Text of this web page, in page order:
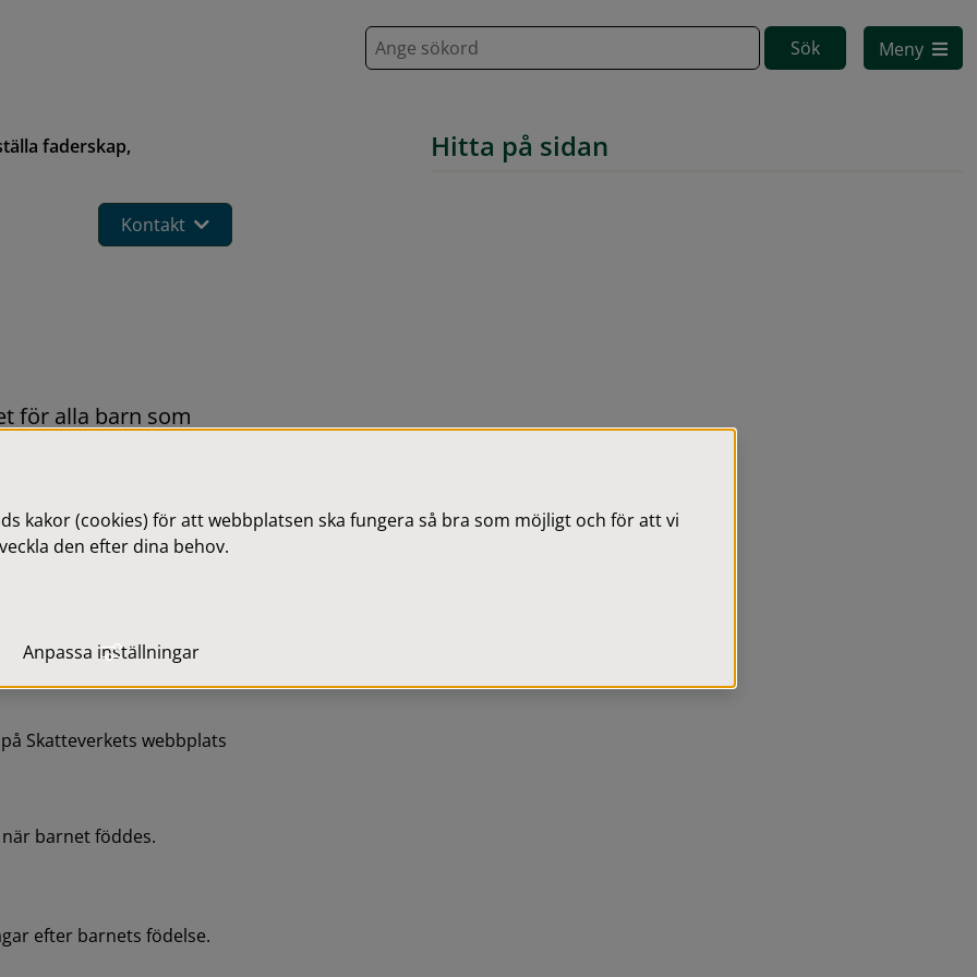
S
ö
Meny
faderskap,
Kontakt
för alla barn som
dom). Du
via en e-tjänst på
Skatteverkets webbplats
barnet föddes.
efter barnets födelse.
Hitta på sidan
kakor (cookies) för att webbplatsen ska fungera så bra som möjligt och för att vi
den efter dina behov.
Anpassa inställningar